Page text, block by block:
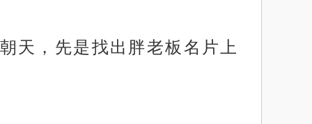
天，先是找出胖老板名片上